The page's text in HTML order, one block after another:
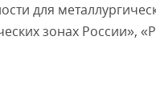
для
зонах России»,